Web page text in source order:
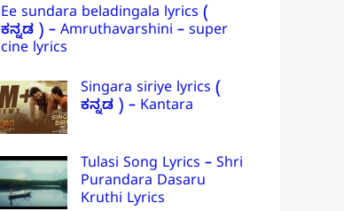
Ee sundara beladingala lyrics (
ಕನ್ನಡ ) – Amruthavarshini – super
cine lyrics
Singara siriye lyrics (
ಕನ್ನಡ ) – Kantara
Tulasi Song Lyrics – Shri
Purandara Dasaru
Kruthi Lyrics